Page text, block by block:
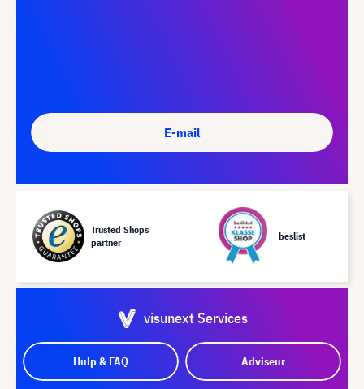
E-mail
Trusted Shops
partner
beslist
visunext Services
Hulp & FAQ Adviseur